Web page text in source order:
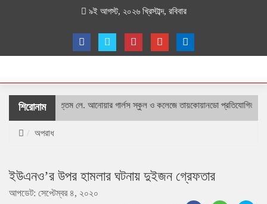
৯ই আগস্ট, ২০২৬ খ্রিস্টাব্দ, রবিবার
শিরোনাম
শহীদ বীর উত্তম লে. আনোয়ার গার্লস স্কুল ও কলেজে তায়কোয়ানডো প্রতিযোগিতা
অপরাধ
ইউএনও’র উপর হামলার ঘটনায় দুইজন গ্রেফতার
আপডেট: সেপ্টেম্বর ৪, ২০২০